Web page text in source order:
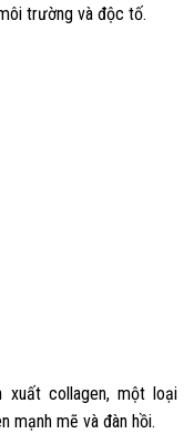
trường và độc tố.
collagen, một loại
mạnh mẽ và đàn hồi.